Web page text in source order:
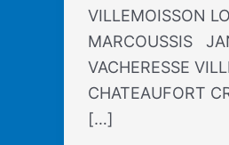
VILLEMOISSON
MARCOUSSIS
VACHERESSE
CHATEAUFORT
[…]